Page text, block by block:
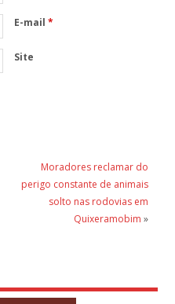
E-mail *
Site
Moradores reclamar do
perigo constante de animais
solto nas rodovias em
Quixeramobim »